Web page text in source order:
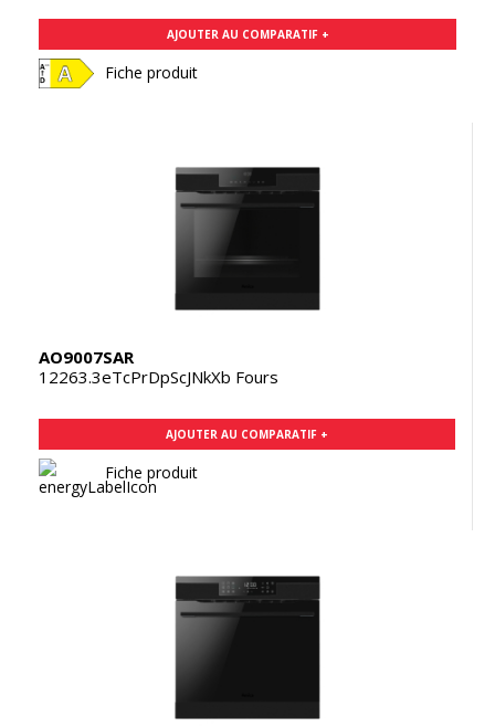
AJOUTER AU COMPARATIF +
Fiche produit
AO9007SAR
12263.3eTcPrDpScJNkXb Fours
AJOUTER AU COMPARATIF +
Fiche produit